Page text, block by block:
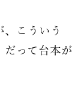
こういう
だって台本が